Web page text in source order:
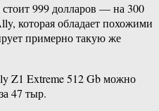
999 долларов — на 300
которая обладает похожими
примерно такую же
Z1 Extreme 512 Gb можно
47 тыр.